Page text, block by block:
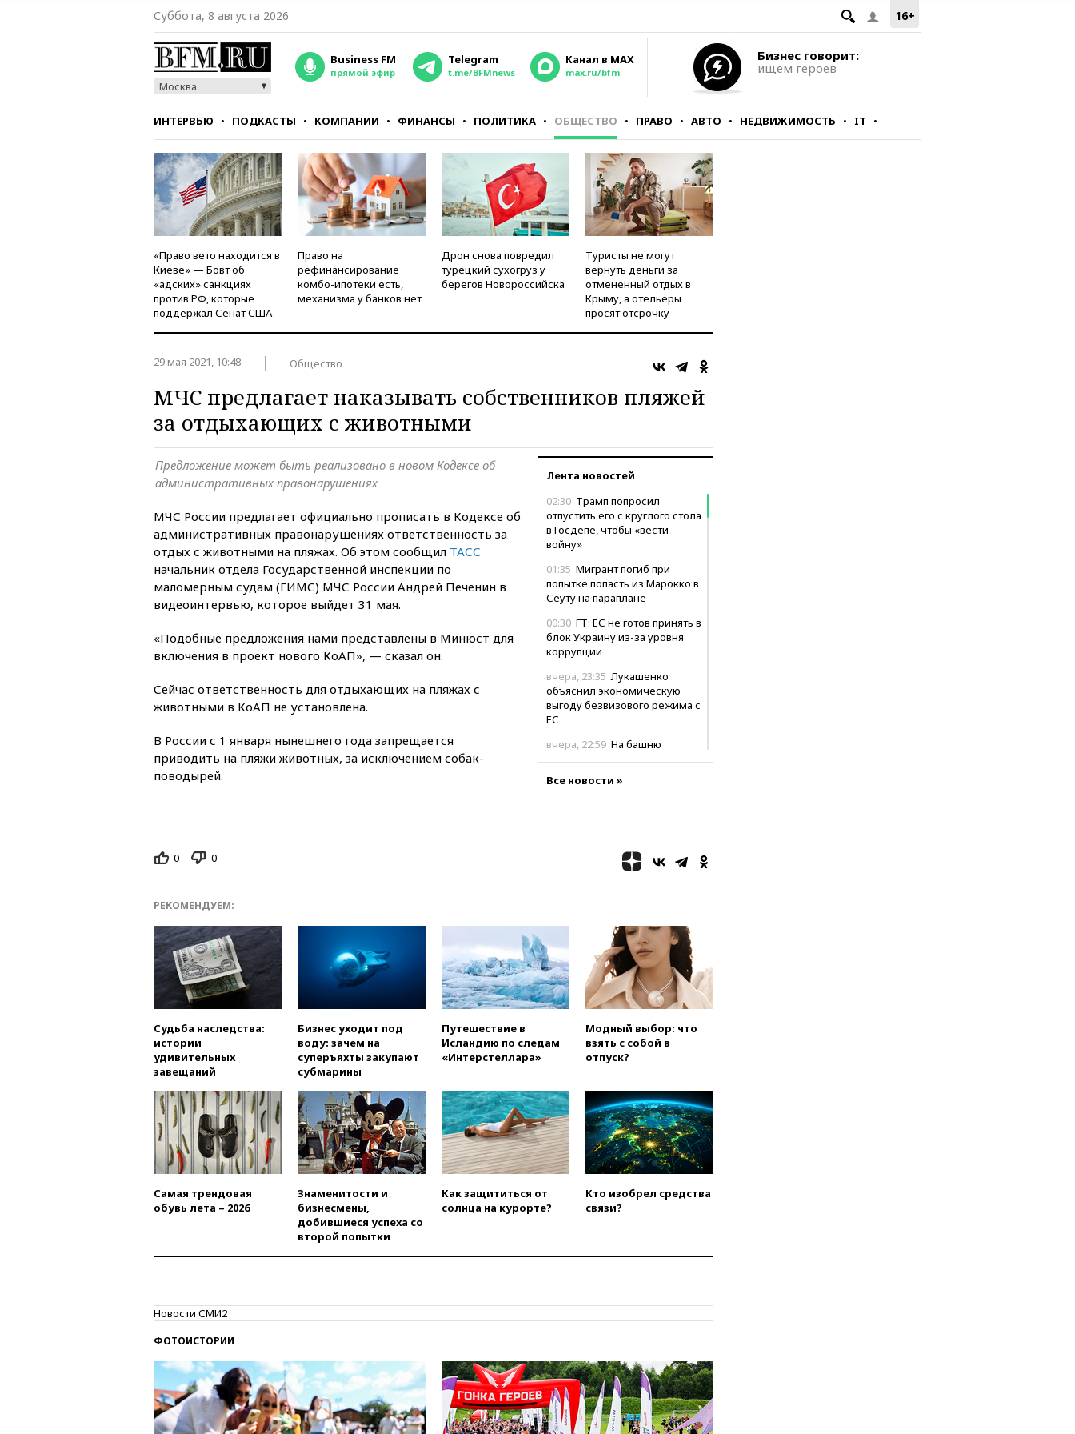
16+
Суббота, 8 августа 2026
Москва
Business FM
прямой эфир
Telegram
t.me/BFMnews
Канал в MAX
max.ru/bfm
Бизнес говорит:
ищем героев
ИНТЕРВЬЮ ПОДКАСТЫ КОМПАНИИ ФИНАНСЫ ПОЛИТИКА ОБЩЕСТВО ПРАВО АВТО НЕДВИЖИМОСТЬ IT
СТИЛЬ ТЕСТЫ
«Право вето находится в
Киеве» — Бовт об
«адских» санкциях
против РФ, которые
поддержал Сенат США
Право на
рефинансирование
комбо-ипотеки есть,
механизма у банков нет
Дрон снова повредил
турецкий сухогруз у
берегов Новороссийска
Туристы не могут
вернуть деньги за
отмененный отдых в
Крыму, а отельеры
просят отсрочку
29 мая 2021, 10:48 Общество
МЧС предлагает наказывать собственников пляжей
за отдыхающих с животными
Лента новостей
02:30 Трамп попросил
отпустить его с круглого стола
в Госдепе, чтобы «вести
войну»
01:35 Мигрант погиб при
попытке попасть из Марокко в
Сеуту на параплане
00:30 FT: ЕС не готов принять в
блок Украину из-за уровня
коррупции
вчера, 23:35 Лукашенко
объяснил экономическую
выгоду безвизового режима с
ЕС
вчера, 22:59 На башню
скульптуру балерины
Бессент
Три человека
получили ножевые ранения
при нападении в Чехии
вчера, 22:00Путин поручил
выделить средства на новые
области
вчера, 21:56The Atlantic: Маск
атак вглубь РФ
вчера, 21:35После пожара на
складе в Брянске возбудили
уголовное дело
вчера, 21:26Лидеры сборной
РФ по гимнастике получили
официальный отказ в визах от
опубликовал 16 новых видео с
«Интервидение» точно
пройдет в 2026 году
вчера, 20:45ПВО за день
сбила еще 75 украинских
Все новости »
Предложение может быть реализовано в новом Кодексе об
административных правонарушениях
МЧС России предлагает официально прописать в Кодексе об
административных правонарушениях ответственность за
отдых с животными на пляжах. Об этом сообщил ТАСС
начальник отдела Государственной инспекции по
маломерным судам (ГИМС) МЧС России Андрей Печенин в
видеоинтервью, которое выйдет 31 мая.
«Подобные предложения нами представлены в Минюст для
включения в проект нового КоАП», — сказал он.
Сейчас ответственность для отдыхающих на пляжах с
животными в КоАП не установлена.
В России с 1 января нынешнего года запрещается
приводить на пляжи животных, за исключением собак-
поводырей.
0 0
РЕКОМЕНДУЕМ:
Судьба наследства:
истории
удивительных
завещаний
Бизнес уходит под
воду: зачем на
суперъяхты закупают
субмарины
Путешествие в
Исландию по следам
«Интерстеллара»
Модный выбор: что
взять с собой в
отпуск?
Самая трендовая
обувь лета – 2026
Знаменитости и
бизнесмены,
добившиеся успеха со
второй попытки
Как защититься от
солнца на курорте?
Кто изобрел средства
связи?
Новости СМИ2
ФОТОИСТОРИИ